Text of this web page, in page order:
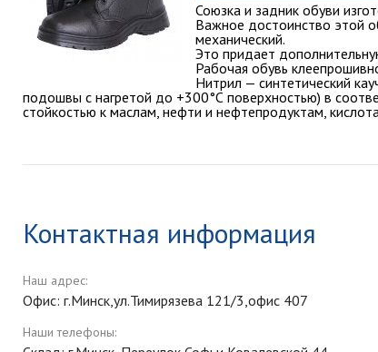
Союзка и задник обуви
Важное достоинство этой
механический.
Это придает
Рабочая обувь
Нитрил — синтетический
подошвы с нагретой до +300°С поверхностью) в
стойкостью к маслам, нефти и нефтепродуктам,
Контактная информация
Наш адрес:
Офис: г.Минск,ул.Тимирязева 121/3,офис 407
Наши телефоны: